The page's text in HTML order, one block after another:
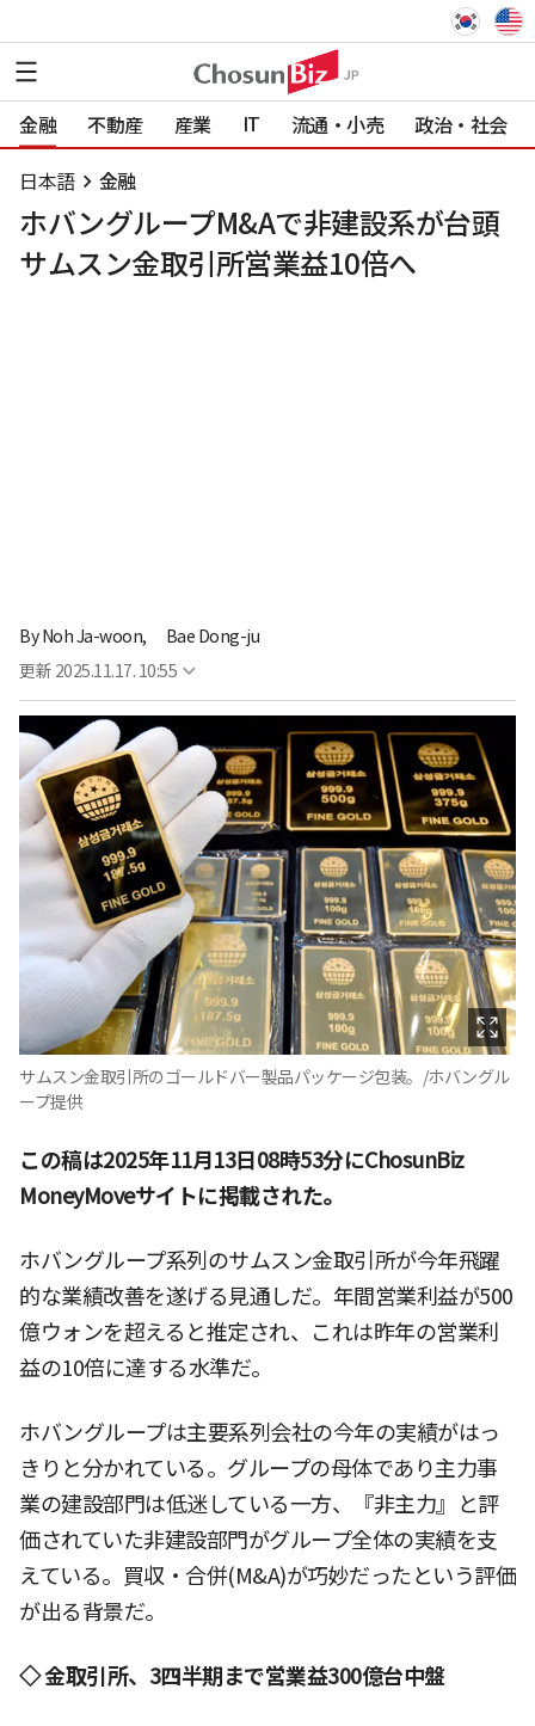
金融 不動産 産業 IT 流通・小売 政治・社会
日本語 金融
ホバングループM&Aで非建設系が台頭
サムスン金取引所営業益10倍へ
ByNoh Ja-woon,
Bae Dong-ju
更新 2025.11.17. 10:55
サムスン金取引所のゴールドバー製品パッケージ包装。/ホバングル
ープ提供
この稿は2025年11月13日08時53分にChosunBiz
MoneyMoveサイトに掲載された。
ホバングループ系列のサムスン金取引所が今年飛躍
的な業績改善を遂げる見通しだ。年間営業利益が500
億ウォンを超えると推定され、これは昨年の営業利
益の10倍に達する水準だ。
ホバングループは主要系列会社の今年の実績がはっ
きりと分かれている。グループの母体であり主力事
業の建設部門は低迷している一方、『非主力』と評
価されていた非建設部門がグループ全体の実績を支
えている。買収・合併(M&A)が巧妙だったという評価
が出る背景だ。
◇ 金取引所、3四半期まで営業益300億台中盤